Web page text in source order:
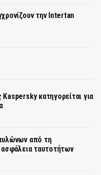
την Intertan
κατηγορείται για
από τη
ταυτοτήτων